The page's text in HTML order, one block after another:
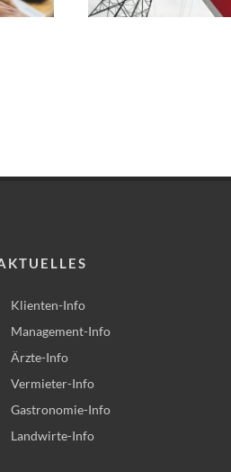
Klienten-Info
Management-Info
Ärzte-Info
Vermieter-Info
Gastronomie-Info
Landwirte-Info